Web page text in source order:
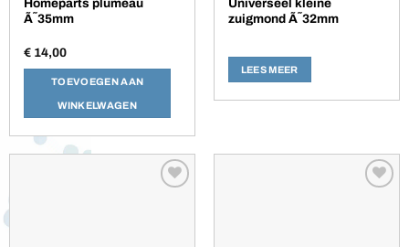
Homeparts plumeau
Ã˜35mm
€14,00
TOEVOEGEN AAN
WINKELWAGEN
Universeel kleine
zuigmond Ã˜32mm
LEES MEER